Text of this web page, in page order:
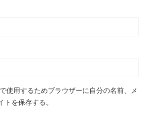
使用するためブラウザーに自分の名前、メ
を保存する。